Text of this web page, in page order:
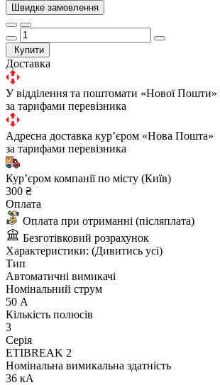
Швидке замовлення
Купити
Доставка
У відділення та поштомати «Нової Пошти»
за тарифами перевізника
Адресна доставка курʼєром «Нова Пошта»
за тарифами перевізника
Курʼєром компанії по місту (Київ)
300 ₴
Оплата
Оплата при отриманні (післяплата)
Безготівковий розрахунок
Характеристики: (Дивитись усі)
Тип
Автоматичні вимикачі
Номінальний струм
50 А
Кількість полюсів
3
Серія
ETIBREAK 2
Номінальна вимикальна здатність
36 кА